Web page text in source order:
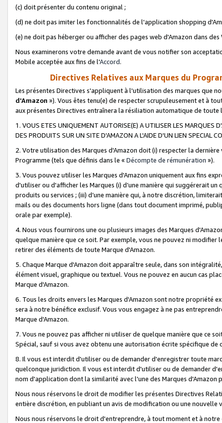
(c) doit présenter du contenu original ;
(d) ne doit pas imiter les fonctionnalités de l'application shopping
(e) ne doit pas héberger ou afficher des pages web d'Amazon dans
Nous examinerons votre demande avant de vous notifier son
Mobile acceptée aux fins de l'Accord.
Directives Relatives aux Marques du
Les présentes Directives s'appliquent à l'utilisation des marques que
d'Amazon »). Vous êtes tenu(e) de respecter scrupuleusement et à
aux présentes Directives entraînera la résiliation automatique de
1. VOUS ETES UNIQUEMENT AUTORISE(E) A UTILISER LES MARQUES
DES PRODUITS SUR UN SITE D'AMAZON A L'AIDE D'UN LIEN SPECIAL
2. Votre utilisation des Marques d'Amazon doit (i) respecter la
Programme (tels que définis dans le « Décompte de rémunération »).
3. Vous pouvez utiliser les Marques d'Amazon uniquement aux fins
d'utiliser ou d'afficher les Marques (i) d’une manière qui suggérerait
produits ou services ; (iii) d’une manière qui, à notre discrétion,
mails ou des documents hors ligne (dans tout document imprimé,
orale par exemple).
4. Nous vous fournirons une ou plusieurs images des Marques
quelque manière que ce soit. Par exemple, vous ne pouvez ni
retirer des éléments de toute Marque d'Amazon.
5. Chaque Marque d'Amazon doit apparaître seule, dans son
élément visuel, graphique ou textuel. Vous ne pouvez en aucun cas
Marque d'Amazon.
6. Tous les droits envers les Marques d'Amazon sont notre propriété
sera à notre bénéfice exclusif. Vous vous engagez à ne pas
Marque d'Amazon.
7. Vous ne pouvez pas afficher ni utiliser de quelque manière que ce
Spécial, sauf si vous avez obtenu une autorisation écrite spécifique de
8. Il vous est interdit d'utiliser ou de demander d'enregistrer toute
quelconque juridiction. Il vous est interdit d'utiliser ou de demander
nom d'application dont la similarité avec l'une des Marques
Nous nous réservons le droit de modifier les présentes Directives
entière discrétion, en publiant un avis de modification ou une nouvelle
Nous nous réservons le droit d'entreprendre, à tout moment et à